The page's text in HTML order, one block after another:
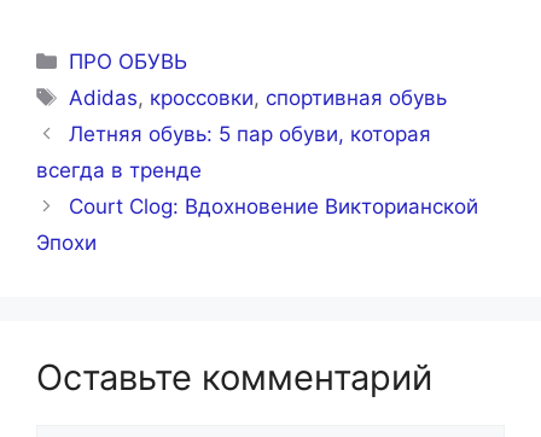
Рубрики
ПРО ОБУВЬ
Метки
Adidas, кроссовки, спортивная обувь
Летняя обувь: 5 пар обуви, которая
всегда в тренде
Court Clog: Вдохновение Викторианской
Эпохи
Оставьте комментарий